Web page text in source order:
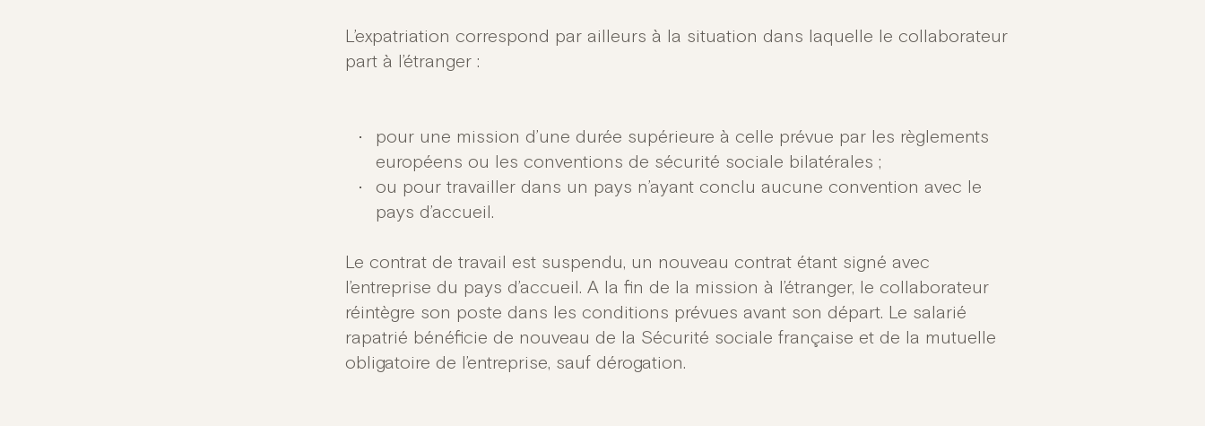
L’expatriation correspond par ailleurs à la situation dans laquelle le collaborateur
part à l’étranger :
pour une mission d’une durée supérieure à celle prévue par les règlements
européens ou les conventions de sécurité sociale bilatérales ;
ou pour travailler dans un pays n’ayant conclu aucune convention avec le
pays d’accueil.
Le contrat de travail est suspendu, un nouveau contrat étant signé avec
l’entreprise du pays d’accueil. A la fin de la mission à l’étranger, le collaborateur
réintègre son poste dans les conditions prévues avant son départ. Le salarié
rapatrié bénéficie de nouveau de la Sécurité sociale française et de la mutuelle
obligatoire de l’entreprise, sauf dérogation.